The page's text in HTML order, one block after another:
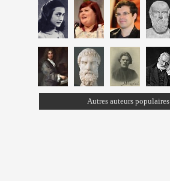
Autres auteurs populaires